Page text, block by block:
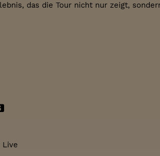
das die Tour nicht nur zeigt,
Live